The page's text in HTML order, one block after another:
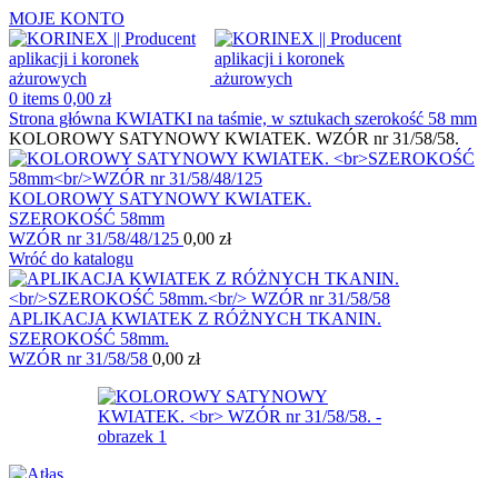
MOJE KONTO
0 items 0,00 zł
Strona główna KWIATKI na taśmie, w sztukach szerokość 58 mm
KOLOROWY SATYNOWY KWIATEK. WZÓR nr 31/58/58.
KOLOROWY SATYNOWY KWIATEK.
SZEROKOŚĆ 58mm
WZÓR nr 31/58/48/125 0,00 zł
Wróć do katalogu
APLIKACJA KWIATEK Z RÓŻNYCH TKANIN.
SZEROKOŚĆ 58mm.
WZÓR nr 31/58/58 0,00 zł